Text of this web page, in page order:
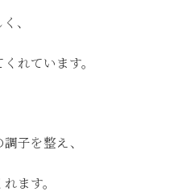
、
れています。
子を整え、
ます。